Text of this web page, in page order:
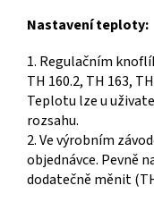
Nastavení teploty:
1. Regulačním
TH 160.2, TH 163,
Teplotu lze u
rozsahu.
2. Ve výrobním
objednávce. Pevně
dodatečně měnit